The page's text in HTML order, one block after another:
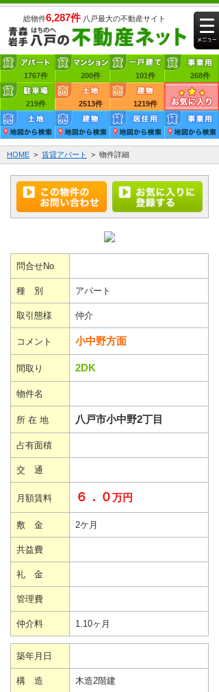
総物件6,287件八戸最大の不動産サイト
賃貸アパート
1767件 賃貸マンション
200件 賃貸一戸建て
101件 268件
賃貸事業用
219件 売買土地
2513件 売買建物
1219件
HOME > 賃貸アパート > 物件詳細
問合せNo
種 別 アパート
取引態様 仲介
コメント 小中野方面
間取り 2DK
物件名
所 在 地 八戸市小中野2丁目
占有面積
交 通
月額賃料 ６．０万円
敷 金 2ケ月
共益費
礼 金
管理費
仲介料 1.10ヶ月
築年月日
構 造 木造2階建